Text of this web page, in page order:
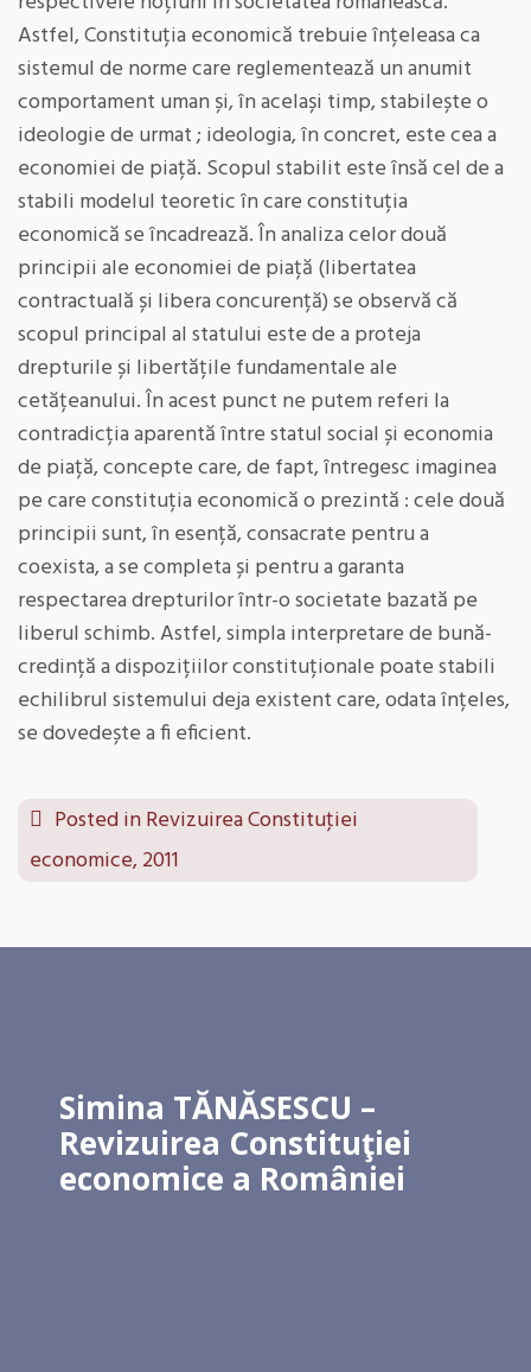
Astfel, Constituția economică trebuie înțeleasa ca
sistemul de norme care reglementează un anumit
comportament uman și, în același timp, stabilește o
ideologie de urmat ; ideologia, în concret, este cea a
economiei de piață. Scopul stabilit este însă cel de a
stabili modelul teoretic în care constituția
economică se încadrează. În analiza celor două
principii ale economiei de piață (libertatea
contractuală și libera concurență) se observă că
scopul principal al statului este de a proteja
drepturile și libertățile fundamentale ale
cetățeanului. În acest punct ne putem referi la
contradicția aparentă între statul social și economia
de piață, concepte care, de fapt, întregesc imaginea
pe care constituția economică o prezintă : cele două
principii sunt, în esență, consacrate pentru a
coexista, a se completa și pentru a garanta
respectarea drepturilor într-o societate bazată pe
liberul schimb. Astfel, simpla interpretare de bună-
credință a dispozițiilor constituționale poate stabili
echilibrul sistemului deja existent care, odata înțeles,
se dovedește a fi eficient.
Posted inRevizuirea Constituţiei
economice, 2011
Simina TĂNĂSESCU –
Revizuirea Constituţiei
economice a României